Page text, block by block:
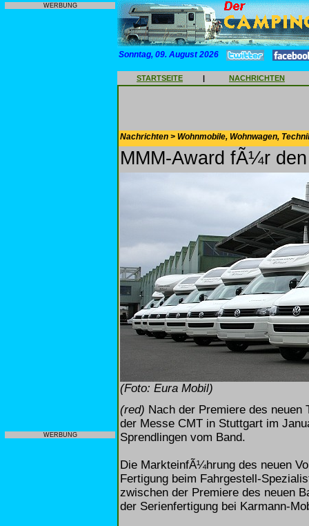
WERBUNG
WERBUNG
Sonntag, 09. August 2026
STARTSEITE | NACHRICHTEN
Nachrichten > Wohnmobile, Wohnwagen,
MMM-Award fÃ¼r
(Foto: Eura Mobil)
(red) Nach der Premiere des neuen
der Messe CMT in Stuttgart im
Sprendlingen vom Band.
Die MarkteinfÃ¼hrung des neuen
Fertigung beim Fahrgestell-
zwischen der Premiere des neuen
der Serienfertigung bei Karmann-